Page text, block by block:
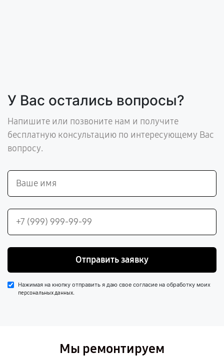
У Вас остались вопросы?
Напишите или позвоните нам и получите
бесплатную консультацию по интересующему Вас
вопросу.
Отправить заявку
Нажимая на кнопку отправить я даю свое согласие на обработку моих
персональных данных.
Мы ремонтируем